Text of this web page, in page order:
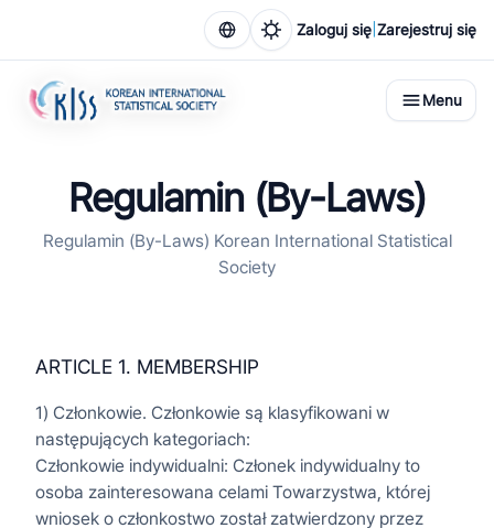
Zaloguj się Zarejestruj się
Menu
Regulamin (By-Laws)
Regulamin (By-Laws) Korean International Statistical
Society
ARTICLE 1. MEMBERSHIP
1) Członkowie. Członkowie są klasyfikowani w
następujących kategoriach:
Członkowie indywidualni: Członek indywidualny to
osoba zainteresowana celami Towarzystwa, której
wniosek o członkostwo został zatwierdzony przez